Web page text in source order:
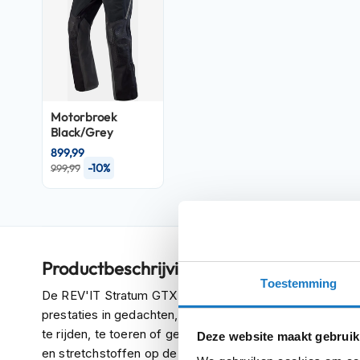
Toestemming
Deze website maakt
Crosshelmen
Fietshelmen
accessoires
Vizieren
Pinlocks
Tear-
offs
Onderhoud
helm
Helm
houder
Motorbroek
Black/Grey
999,99 -10%
899,99
Productbeschrijving
De REV'IT Stratum GTX is de perfecte jas voor al je
prestaties in gedachten, is hij ideaal voor veeleisende
te rijden, te toeren of gewoon in de stad rond te
en stretchstoffen op de buitenlaag tot geïntegreerde